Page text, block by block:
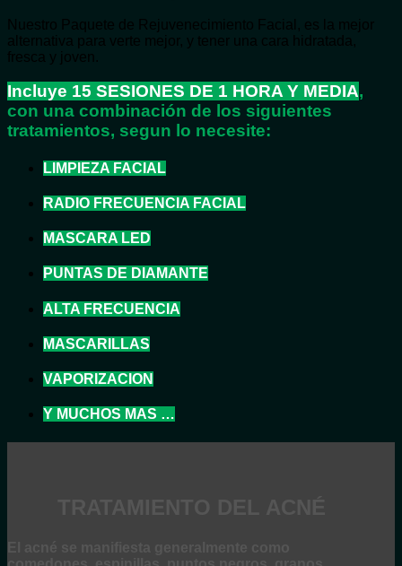
Incluye 15 SESIONES DE 1 HORA Y MEDIA,
con una combinación de los siguientes
tratamientos, segun lo necesite:
LIMPIEZA FACIAL
RADIO FRECUENCIA FACIAL
MASCARA LED
PUNTAS DE DIAMANTE
ALTA FRECUENCIA
MASCARILLAS
VAPORIZACION
Y MUCHOS MAS …